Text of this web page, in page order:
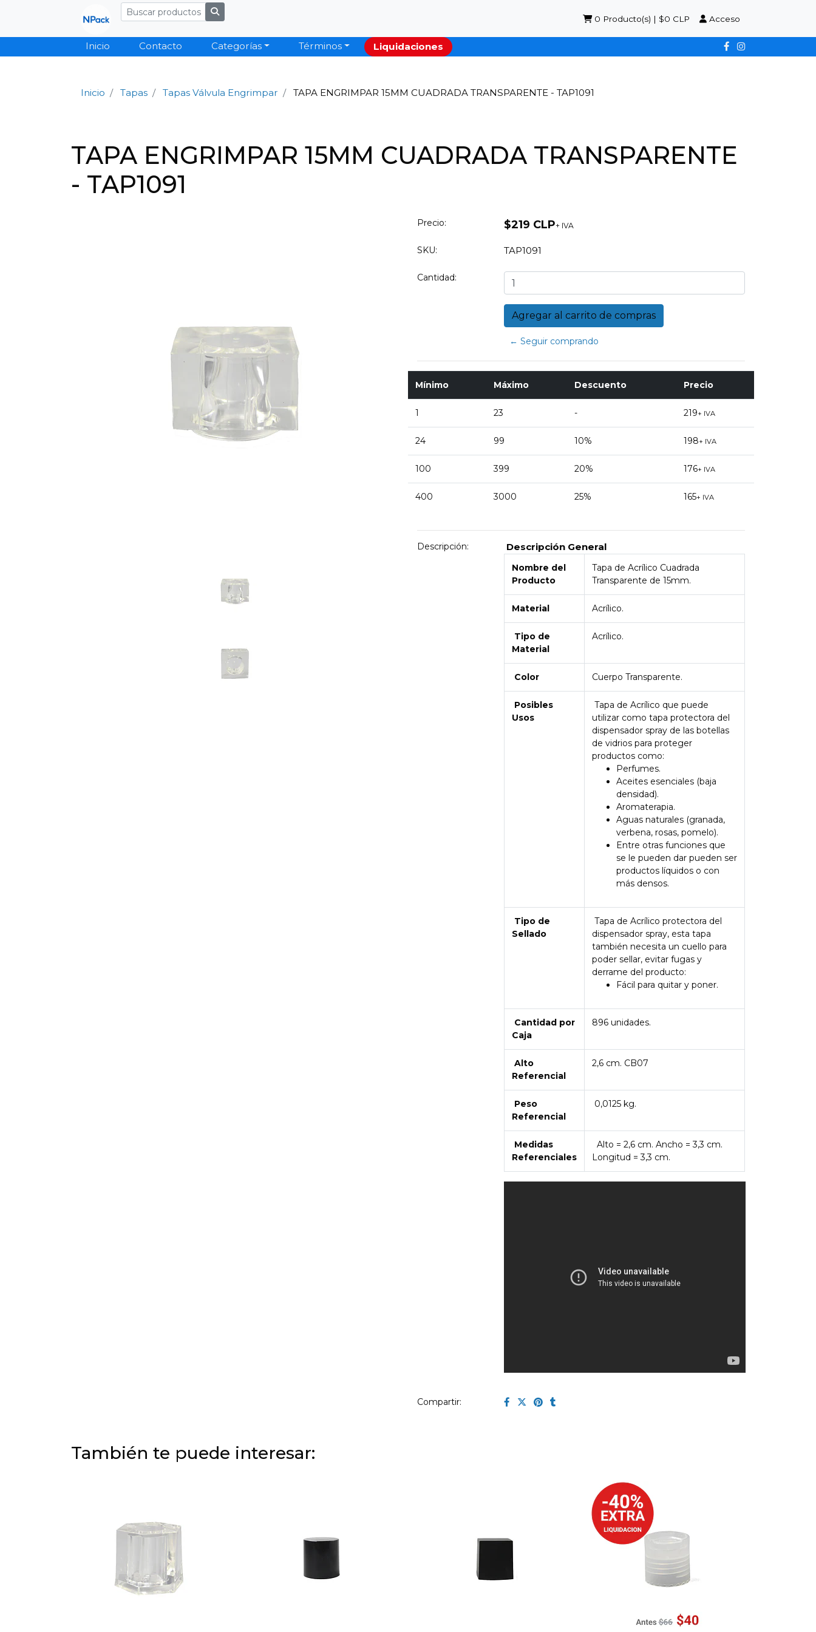
0 Producto(s) | $0 CLP Acceso
Inicio Contacto Categorías Términos Liquidaciones
Inicio Tapas Tapas Válvula Engrimpar TAPA ENGRIMPAR 15MM CUADRADA TRANSPARENTE - TAP1091
TAPA ENGRIMPAR 15MM CUADRADA TRANSPARENTE
- TAP1091
Precio: $219 CLP+ IVA
SKU: TAP1091
Cantidad:
← Seguir comprando
Mínimo Máximo Descuento Precio
1 23 - 219+ IVA
24 99 10% 198+ IVA
100 399 20% 176+ IVA
400 3000 25% 165+ IVA
Descripción: Descripción General
Nombre del
Producto
Tapa de Acrílico Cuadrada
Transparente de 15mm.
Material Acrílico.
Tipo de
Material
Acrílico.
Color Cuerpo Transparente.
Posibles
Usos
Tapa de Acrílico que puede
utilizar como tapa protectora del
dispensador spray de las botellas
de vidrios para proteger
productos como:
Perfumes.
Aceites esenciales (baja
densidad).
Aromaterapia.
Aguas naturales (granada,
verbena, rosas, pomelo).
Entre otras funciones que
se le pueden dar pueden ser
productos líquidos o con
más densos.
Tipo de
Sellado
Tapa de Acrílico protectora del
dispensador spray, esta tapa
también necesita un cuello para
poder sellar, evitar fugas y
derrame del producto:
Fácil para quitar y poner.
Cantidad por
Caja
896 unidades.
Alto
Referencial
2,6 cm. CB07
Peso
Referencial
0,0125 kg.
Medidas
Referenciales
Alto = 2,6 cm. Ancho = 3,3 cm.
Longitud = 3,3 cm.
Compartir:
También te puede interesar: